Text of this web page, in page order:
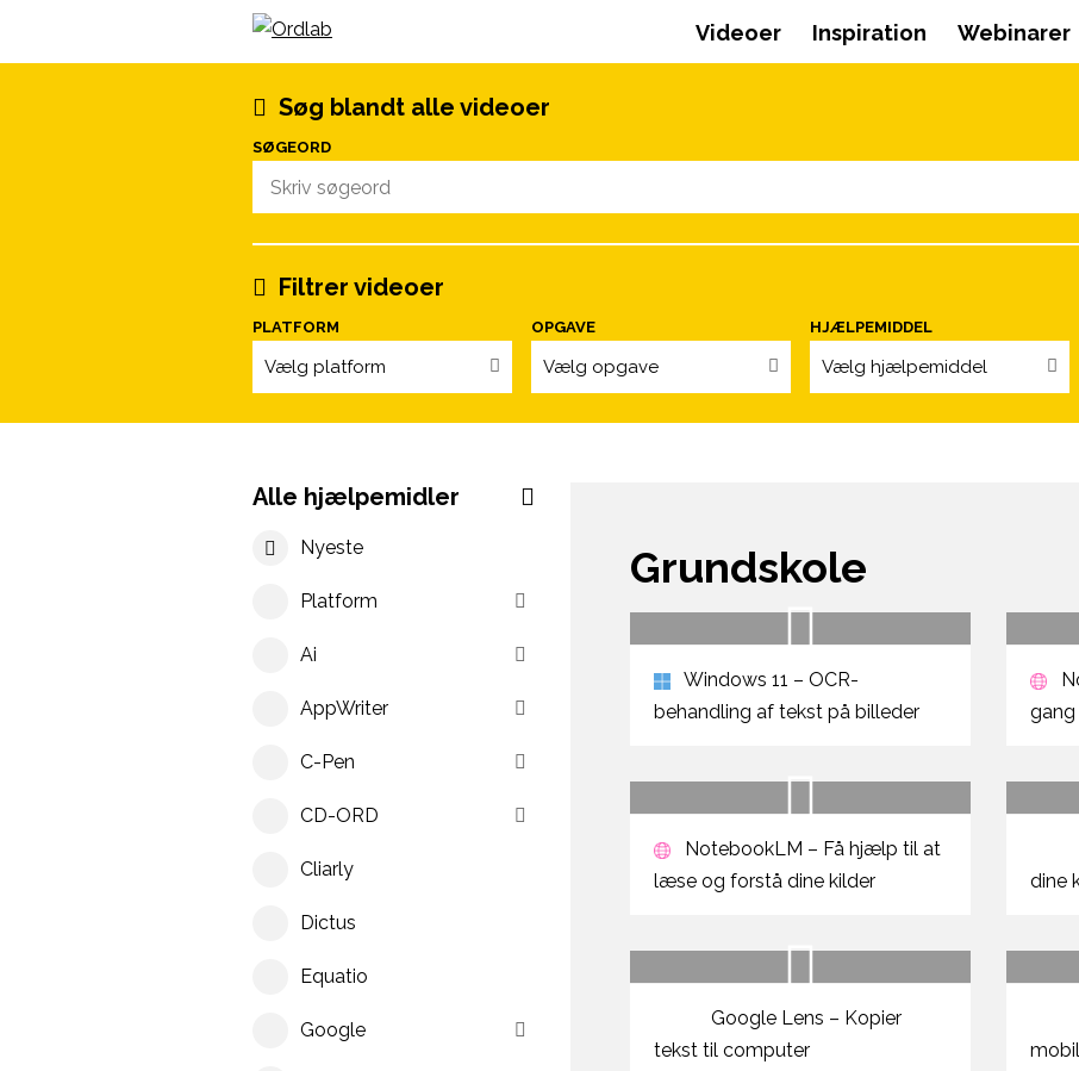
Spring til indhold Videoer Inspiration Webinarer
Søg blandt alle videoer
SØGEORD
Filtrer videoer
PLATFORM
Vælg platform
OPGAVE
Vælg opgave
HJÆLPEMIDDEL
Vælg hjælpemiddel
Grundskole
Windows 11 – OCR-
behandling af tekst på billeder
gang
NotebookLM – Få hjælp til at
læse og forstå dine kilder
dine
Google Lens – Kopier
tekst til computer
Alle hjælpemidler
Nyeste
Platform
Ai
AppWriter
C-Pen
CD-ORD
Cliarly
Dictus
Equatio
Google